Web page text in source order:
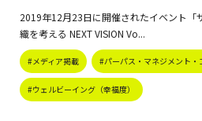
2019年12月23日に開催されたイベント「
織を考える NEXT VISION Vo...
#メディア掲載 #パーパス・マネジメント・
#ウェルビーイング（幸福度）